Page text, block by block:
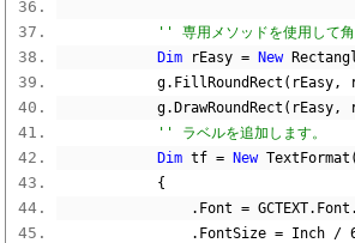
'' 専用メソッドを使用して角
Dim rEasy = New
            g
. FillRoundRect ( rEasy,
            g
. DrawRoundRect ( rEasy,
'' ラベルを追加します。
Dim tf = New TextFormat
{
. Font = GCTEXT. Font .
. FontSize = Inch /